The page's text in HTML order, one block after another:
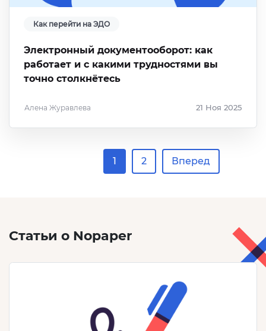
Как перейти на ЭДО
Электронный документооборот: как
работает и с какими трудностями вы
точно столкнётесь
Алена Журавлева 21 Ноя 2025
1 2 Вперед
Статьи о Nopaper